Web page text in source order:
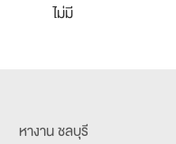
ไม่มี
หางาน ชลบุรี